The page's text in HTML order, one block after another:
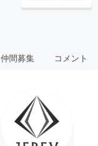
仲間募集 コメント